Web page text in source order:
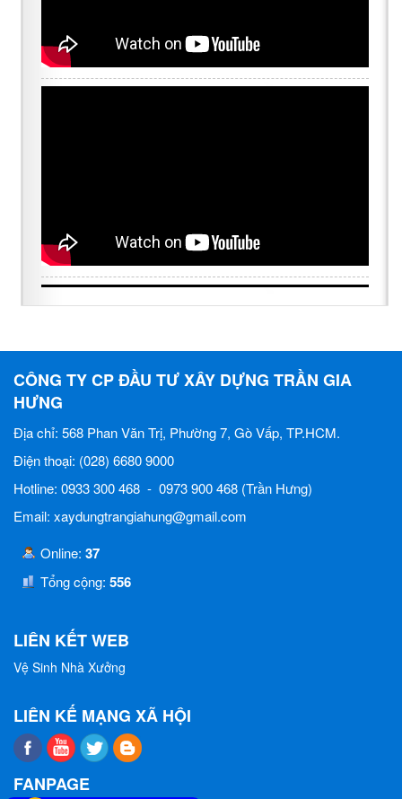
CÔNG TY CP ĐẦU TƯ XÂY DỰNG TRẦN GIA
HƯNG
Địa chỉ: 568 Phan Văn Trị, Phường 7, Gò Vấp, TP.HCM.
Điện thoại: (028) 6680 9000
Hotline: 0933 300 468 - 0973 900 468 (Trần Hưng)
Email: xaydungtrangiahung@gmail.com
Online: 37
Tổng cộng: 556
LIÊN KẾT WEB
Vệ Sinh Nhà Xưởng
LIÊN KẾ MẠNG XÃ HỘI
FANPAGE